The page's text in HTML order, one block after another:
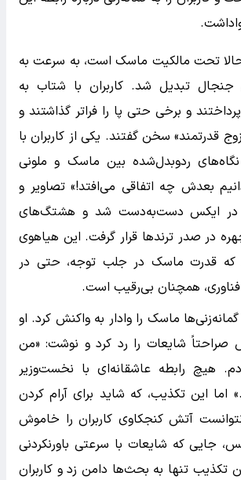
تحت مالکیت ماسک است، به سرعت به
تبدیل شد. کاربران با شتاب به
و برخی حتی پا را فراتر گذاشتند و
قدرتمند» سخن گفتند. یکی از کاربران با
ردوبدل‌شده بین ماسک و ملونی
بعدش چه اتفاقی می‌افتد!» تصاویر و
در ایکس دست‌به‌دست شد و هشتگ‌های
در صدر ترندها قرار گرفت. این هیاهوی
که قدرت ماسک در جلب توجه، حتی در
فناوری، همچنان بی‌رقیب است.
ماسک را وادار به واکنش کرد. او
صراحتاً شایعات را رد کرد و نوشت: «من
هیچ رابطه عاشقانه‌ای با نخست‌وزیر
اما این تکذیب، که شاید برای آرام کردن
آتش کنجکاوی کاربران را خاموش
جایی که شایعات با سرعتی باورنکردنی
تنها به بحث‌ها دامن زد و کاربران